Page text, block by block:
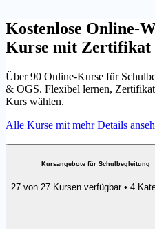
Kostenlose Online-
Kurse mit Zertifikat
Über 90 Online-Kurse für
& OGS. Flexibel lernen, Zertifikat
Kurs wählen.
Alle Kurse mit mehr Details
Kursangebote für Schulbegleitung
27 von 27 Kursen verfügbar • 4